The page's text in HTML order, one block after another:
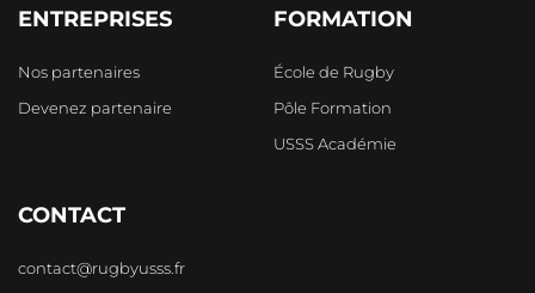
ENTREPRISES
Nos partenaires
Devenez partenaire
FORMATION
École de Rugby
Pôle Formation
USSS Académie
CONTACT
contact@rugbyusss.fr